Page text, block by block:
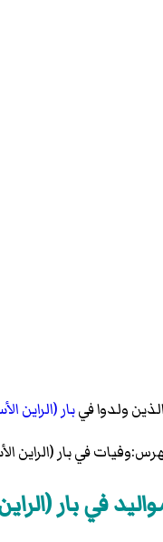
ولدوا فيبار (الراين
في بار (الراين
في بار